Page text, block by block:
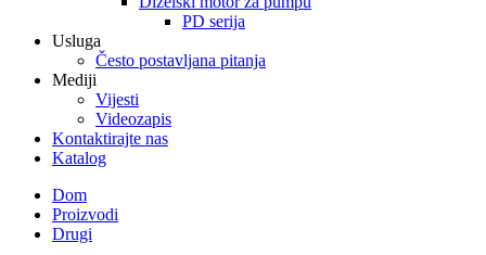
PD serija
Usluga
Često postavljana pitanja
Mediji
Vijesti
Videozapis
Kontaktirajte nas
Katalog
Dom
Proizvodi
Drugi